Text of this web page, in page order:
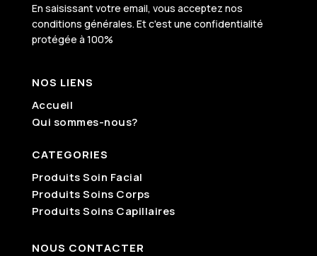
En saisissant votre email, vous acceptez nos
conditions générales. Et c'est une confidentialité
protégée à 100%
NOS LIENS
Accueil
Qui sommes-nous?
CATEGORIES
Produits Soin Facial
Produits Soins Corps
Produits Soins Capillaires
NOUS CONTACTER